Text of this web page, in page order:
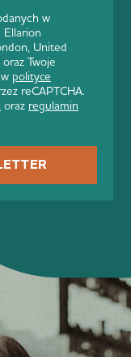
w
Ellarion
United
Twoje
polityce
reCAPTCHA.
oraz regulamin